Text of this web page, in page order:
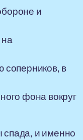
и
соперников, в
фона вокруг
и именно